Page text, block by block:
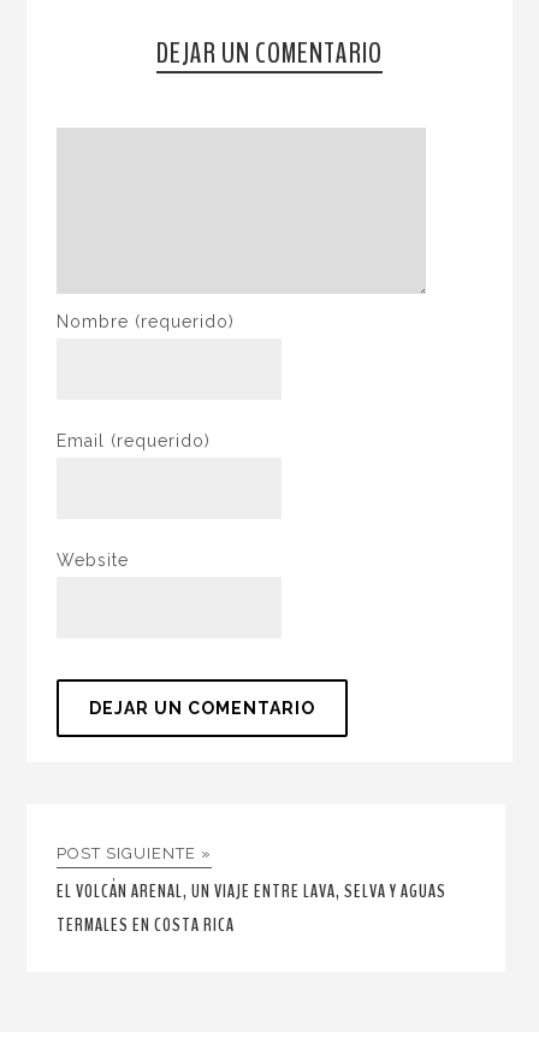
DEJAR UN COMENTARIO
Nombre (requerido)
Email (requerido)
Website
POST SIGUIENTE »
EL VOLCÁN ARENAL, UN VIAJE ENTRE LAVA, SELVA Y AGUAS
TERMALES EN COSTA RICA